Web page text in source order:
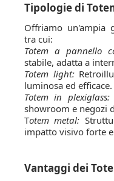
Tipologie di
Offriamo un'ampia
tra cui:
Totem a pannello
stabile, adatta a
Totem light:
luminosa ed efficace.
Totem in plexiglass:
showroom e negozi
Totem metal:
impatto visivo forte
Vantaggi dei